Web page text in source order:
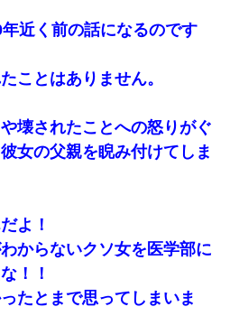
近く前の話になるのです
ことはありません。
壊されたことへの怒りがぐ
女の父親を睨み付けてしま
よ！
からないクソ女を医学部に
！！
たとまで思ってしまいま